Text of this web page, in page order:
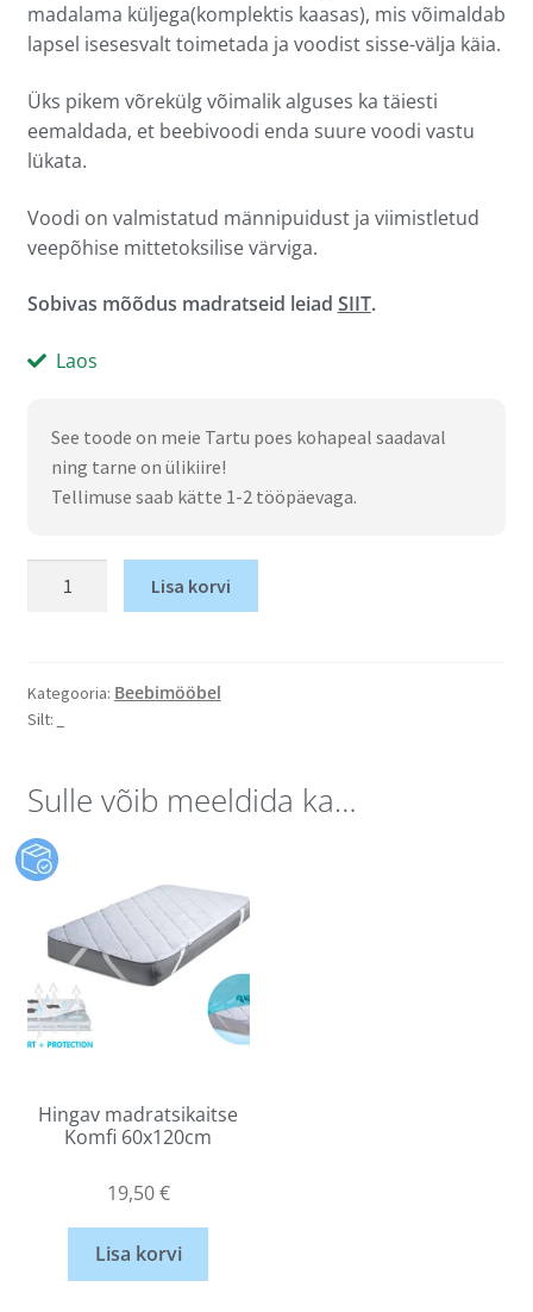
madalama küljega(komplektis kaasas), mis võimaldab
lapsel isesesvalt toimetada ja voodist sisse-välja käia.
Üks pikem võrekülg võimalik alguses ka täiesti
eemaldada, et beebivoodi enda suure voodi vastu
lükata.
Voodi on valmistatud männipuidust ja viimistletud
veepõhise mittetoksilise värviga.
Sobivas mõõdus madratseid leiad SIIT.
Laos
See toode on meie Tartu poes kohapeal saadaval
ning tarne on ülikiire!
Tellimuse saab kätte 1-2 tööpäevaga.
Lisa korvi
Kategooria: Beebimööbel
Silt:
Sulle võib meeldida ka…
Hingav madratsikaitse
Komfi 60x120cm
19,50€
Lisa korvi